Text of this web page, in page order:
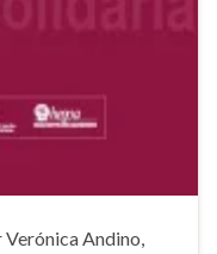
Andino,